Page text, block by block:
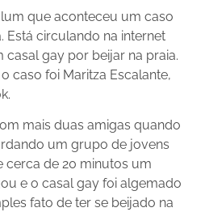
que aconteceu um caso
circulando na internet
gay por beijar na praia.
caso foi Maritza Escalante,
mais duas amigas quando
um grupo de jovens
cerca de 20 minutos um
e o casal gay foi algemado
fato de ter se beijado na